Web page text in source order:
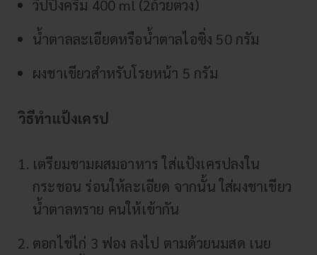
วิปปิ้งครีม 400 ml (2ถ้วยตวง)
น้ำตาลละเอียดหรือน้ำตาลไอซิ่ง 50 กรัม
ผงชาเขียวสำหรับโรยหน้า 5 กรัม
วิธีทำแป้งเครป
เตรียมชามผสมอาหาร ใส่แป้งเครปลงใน
กระชอน ร่อนให้ละเอียด จากนั้น ใส่ผงชาเขียว
น้ำตาลทราย คนให้เข้ากัน
ตอกไข่ไก่ 3 ฟอง ลงไป ตามด้วยนมสด เนย